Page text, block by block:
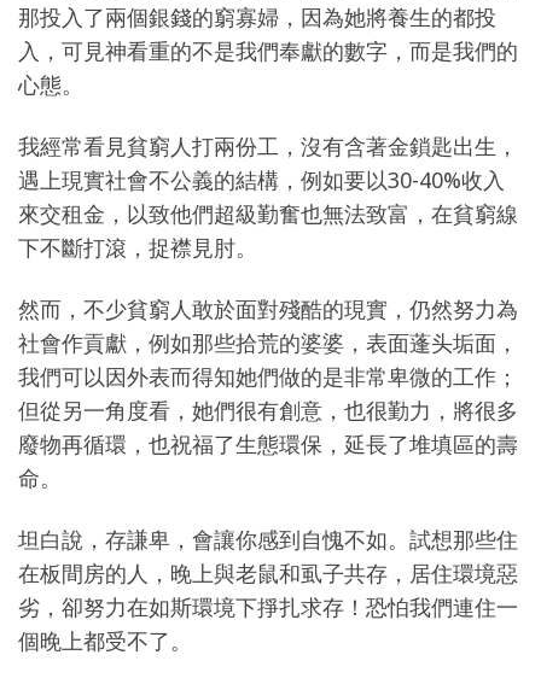
那投入了兩個銀錢的窮寡婦，因為她將養生的都投
入，可見神看重的不是我們奉獻的數字，而是我們的
心態。
我經常看見貧窮人打兩份工，沒有含著金鎖匙出生，
遇上現實社會不公義的結構，例如要以30-40%收入
來交租金，以致他們超級勤奮也無法致富，在貧窮線
下不斷打滾，捉襟見肘。
然而，不少貧窮人敢於面對殘酷的現實，仍然努力為
社會作貢獻，例如那些拾荒的婆婆，表面蓬头垢面，
我們可以因外表而得知她們做的是非常卑微的工作；
但從另一角度看，她們很有創意，也很勤力，將很多
廢物再循環，也祝福了生態環保，延長了堆填區的壽
命。
坦白說，存謙卑，會讓你感到自愧不如。試想那些住
在板間房的人，晚上與老鼠和虱子共存，居住環境惡
劣，卻努力在如斯環境下掙扎求存！恐怕我們連住一
個晚上都受不了。